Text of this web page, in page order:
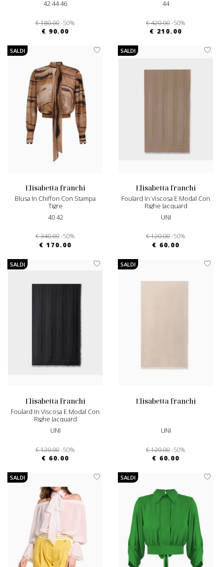
42 44 46
€ 180.00-50%
€ 90.00
44
€ 420.00-50%
€ 210.00
SALDI
elisabetta franchi
Blusa In Chiffon Con Stampa
Tigre
40 42
€ 340.00-50%
€ 170.00
SALDI
elisabetta franchi
Foulard In Viscosa E Modal Con
Righe Jacquard
UNI
€ 120.00-50%
€ 60.00
SALDI
elisabetta franchi
Foulard In Viscosa E Modal Con
Righe Jacquard
UNI
€ 120.00-50%
€ 60.00
SALDI
elisabetta franchi
UNI
€ 120.00-50%
€ 60.00
SALDI SALDI